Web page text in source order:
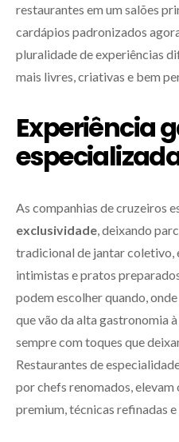
restaurantes em um salões
cardápios padronizados
pluralidade de experiências
mais livres, criativas e bem
Experiência
As companhias de cruzeiros
exclusividade , deixando
tradicional de jantar coletivo,
intimistas e pratos
podem escolher quando,
que vão da alta gastronomia
sempre com toques que
Restaurantes de
por chefs renomados,
premium, técnicas refinadas